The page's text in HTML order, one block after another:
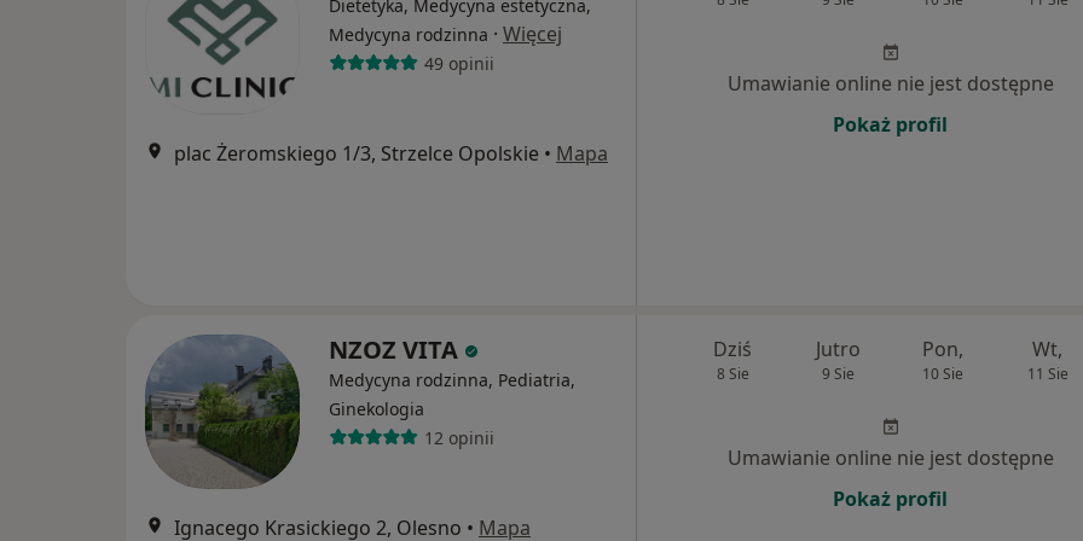
Dietetyka, Medycyna estetyczna,
Medycyna rodzinna · Więcej
49 opinii
plac Żeromskiego 1/3, Strzelce Opolskie • Mapa
Umawianie online nie jest dostępne
Pokaż profil
NZOZ VITA
Medycyna rodzinna, Pediatria,
Ginekologia
12 opinii
Ignacego Krasickiego 2, Olesno • Mapa
Dziś
8 Sie
Jutro
9 Sie
Pon,
10 Sie
Wt,
11 Sie
Umawianie online nie jest dostępne
Pokaż profil